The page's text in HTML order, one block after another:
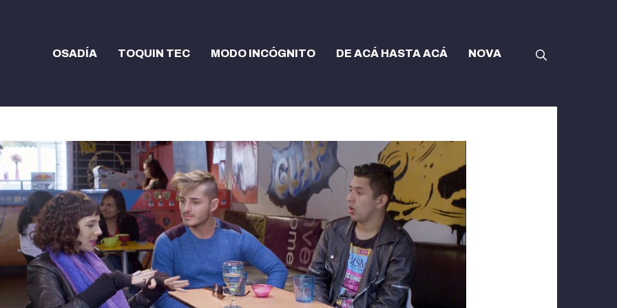
OSADÍA TOQUIN TEC MODO INCÓGNITO DE ACÁ HASTA ACÁ NOVA